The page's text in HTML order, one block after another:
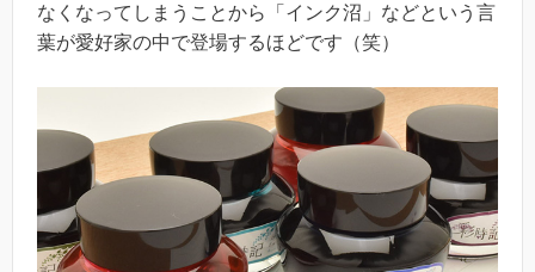
なくなってしまうことから「インク沼」などという言
葉が愛好家の中で登場するほどです（笑）